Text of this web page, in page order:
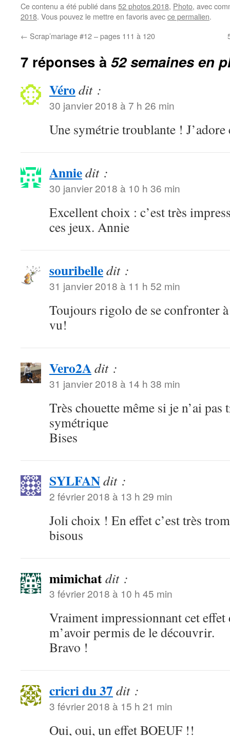
Ce contenu a été publié dans52 photos 2018, Photo, avec
2018. Vous pouvez le mettre en favoris avecce permalien.
← Scrap’mariage #12 – pages 111 à 120
7 réponses à 52 semaines en
Véro dit :
30 janvier 2018 à 7 h 26 min
Une symétrie troublante ! J’adore
Anniedit :
30 janvier 2018 à 10 h 36 min
Excellent choix : c’est très
ces jeux. Annie
souribelledit :
31 janvier 2018 à 11 h 52 min
Toujours rigolo de se confronter
vu!
Vero2Adit :
31 janvier 2018 à 14 h 38 min
Très chouette même si je n’ai pas
symétrique
Bises
SYLFANdit :
2 février 2018 à 13 h 29 min
Joli choix ! En effet c’est très
bisous
mimichatdit :
3 février 2018 à 10 h 45 min
Vraiment impressionnant cet
m’avoir permis de le découvrir.
Bravo !
cricri du 37 dit :
3 février 2018 à 15 h 21 min
Oui, oui, un effet BOEUF !!